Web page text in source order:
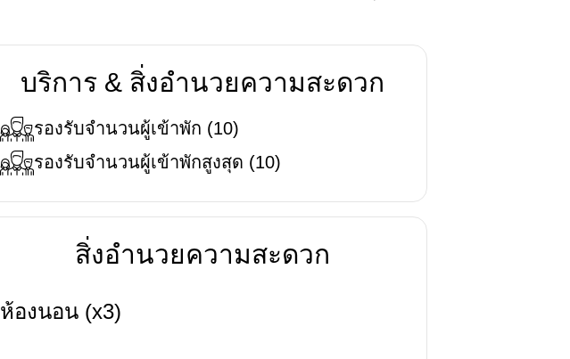
บริการ & สิ่งอำนวยความสะดวก
รองรับจำนวนผู้เข้าพัก (10)
รองรับจำนวนผู้เข้าพักสูงสุด (10)
สิ่งอำนวยความสะดวก
ห้องนอน (x3)